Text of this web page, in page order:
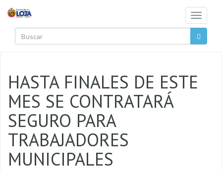
Toggle
HASTA FINALES DE ESTE
MES SE CONTRATARÁ
SEGURO PARA
TRABAJADORES
MUNICIPALES